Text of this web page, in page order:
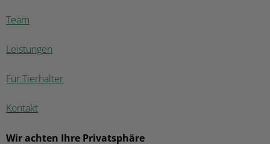
Team
Leistungen
Für Tierhalter
Kontakt
Wir achten Ihre Privatsphäre